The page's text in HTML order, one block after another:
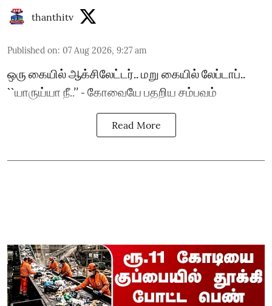
thanthitv
Published on: 07 Aug 2026, 9:27 am
ஒரு கையில் ஆக்சிலேட்டர்.. மறு கையில் லேப்டாப்..
``யாருய்யா நீ..’’ - கோவையே பதறிய சம்பவம்
Read More